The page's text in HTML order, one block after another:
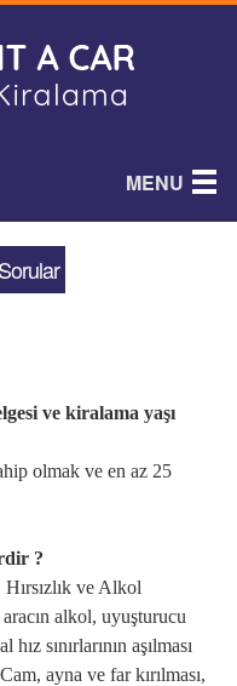
MENU
ve kiralama yaşı
olmak ve en az 25
?
ve Alkol
alkol, uyuşturucu
sınırlarının aşılması
ayna ve far kırılması,